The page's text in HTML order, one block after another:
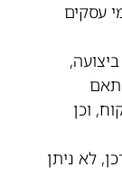
יעשה בתוך 3 ימי עסקים
וכן
לא ניתן